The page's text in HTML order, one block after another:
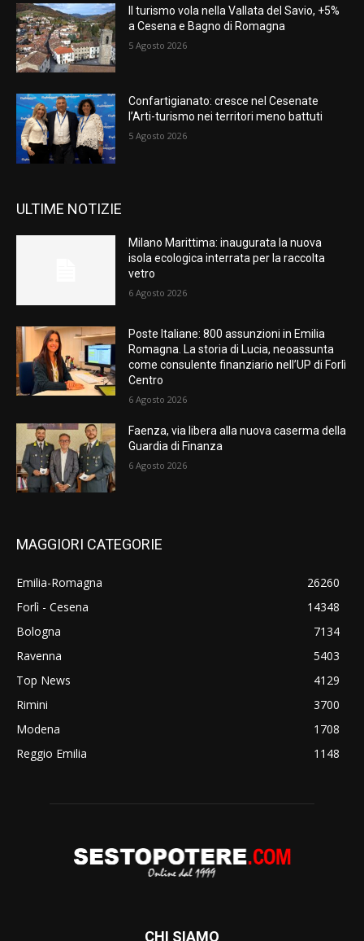
Il turismo vola nella Vallata del Savio, +5%
a Cesena e Bagno di Romagna
5 Agosto 2026
Confartigianato: cresce nel Cesenate
l’Arti-turismo nei territori meno battuti
5 Agosto 2026
ULTIME NOTIZIE
Milano Marittima: inaugurata la nuova
isola ecologica interrata per la raccolta
vetro
6 Agosto 2026
Poste Italiane: 800 assunzioni in Emilia
Romagna. La storia di Lucia, neoassunta
come consulente finanziario nell’UP di Forlì
Centro
6 Agosto 2026
Faenza, via libera alla nuova caserma della
Guardia di Finanza
6 Agosto 2026
MAGGIORI CATEGORIE
Emilia-Romagna
26260
Forlì - Cesena
14348
Bologna
7134
Ravenna
5403
Top News
4129
Rimini
3700
Modena
1708
Reggio Emilia
1148
CHI SIAMO